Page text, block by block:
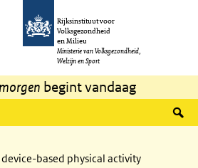
gaan
Rijksinstituut voor
Volksgezondheid
en Milieu
Ministerie van Volksgezondheid,
Welzijn en Sport
begint vandaag
based physical activity